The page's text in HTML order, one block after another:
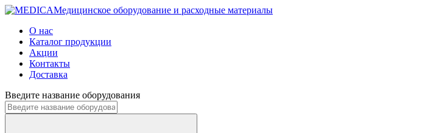
Медицинское оборудование и расходные материалы
О нас
Каталог продукции
Акции
Контакты
Доставка
Введите название оборудования